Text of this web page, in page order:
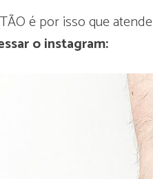
é por isso que
o instagram: